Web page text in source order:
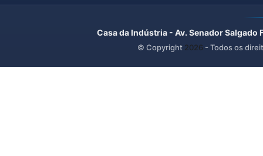
Casa da Indústria - Av. Senador
© Copyright 2026 - Todos os